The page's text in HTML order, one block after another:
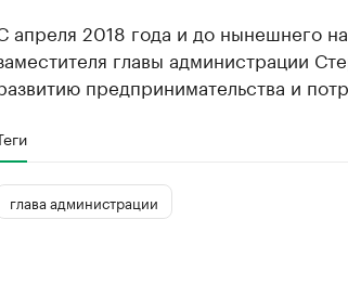
апреля 2018 года и до нынешнего
главы администрации
предпринимательства и
глава администрации